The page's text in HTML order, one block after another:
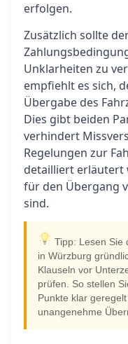
erfolgen.
Zusätzlich sollte
Unklarheiten zu
empfiehlt es sich,
Übergabe des
Dies gibt beiden
verhindert
Regelungen zur
detailliert erläutert
für den Übergang
sind.
Tipp: Lesen Sie
in Würzburg
Klauseln vor
prüfen. So stellen
Punkte klar
unangenehme